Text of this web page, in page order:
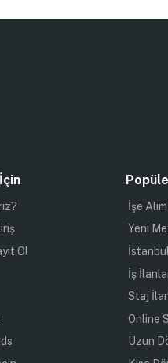
Ol
İşe
Yeni
İş
Staj
Online
Uzun